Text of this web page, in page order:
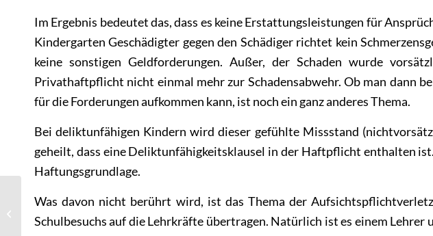
Im Ergebnis bedeutet das, dass es keine Erstattungsleistungen für
Kindergarten Geschädigter gegen den Schädiger richtet kein
keine sonstigen Geldforderungen. Außer, der Schaden wurde
Privathaftpflicht nicht einmal mehr zur Schadensabwehr. Ob man dann
für die Forderungen aufkommen kann, ist noch ein ganz anderes Thema.
Bei deliktunfähigen Kindern wird dieser gefühlte Missstand
geheilt, dass eine Deliktunfähigkeitsklausel in der Haftpflicht enthalten
Haftungsgrundlage.
Was davon nicht berührt wird, ist das Thema der
Schulbesuchs auf die Lehrkräfte übertragen. Natürlich ist es einem Lehrer
Drohne flieg herum –
Dank der neuen